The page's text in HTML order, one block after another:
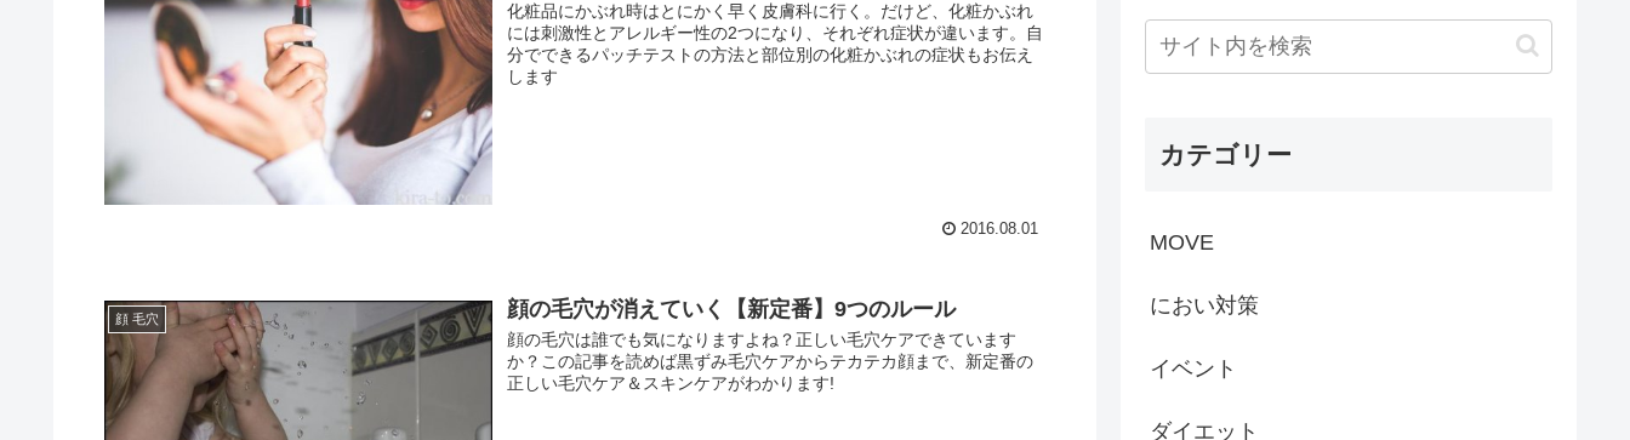
化粧品にかぶれ時はとにかく早く皮膚科に行く。だけど、化粧かぶれ
には刺激性とアレルギー性の2つになり、それぞれ症状が違います。自
分でできるパッチテストの方法と部位別の化粧かぶれの症状もお伝え
します
2016.08.01
顔 毛穴 顔の毛穴が消えていく【新定番】9つのルール
顔の毛穴は誰でも気になりますよね？正しい毛穴ケアできています
か？この記事を読めば黒ずみ毛穴ケアからテカテカ顔まで、新定番の
正しい毛穴ケア＆スキンケアがわかります!
カテゴリー
MOVE
におい対策
イベント
ダイエット